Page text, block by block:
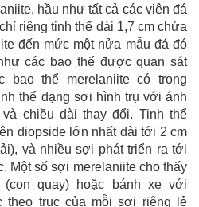
hầu như tất cả các viên đá
riêng tinh thể dài 1,7 cm chứa
đến mức một nửa mẫu đá đó
các bao thể được quan sát
bao thể merelaniite có trong
thể dạng sợi hình trụ với ánh
chiều dài thay đổi. Tinh thể
diopside lớn nhất dài tới 2 cm
và nhiều sợi phát triển ra tới
Một số sợi merelaniite cho thấy
quay) hoặc bánh xe với
theo trục của mỗi sợi riêng lẻ